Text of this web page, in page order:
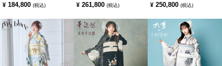
¥ 184,800 (税込) ¥ 261,800 (税込) ¥ 250,800 (税込)